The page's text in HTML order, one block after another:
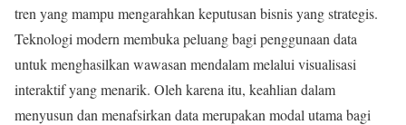
tren yang mampu mengarahkan keputusan bisnis yang strategis.
Teknologi modern membuka peluang bagi penggunaan data
untuk menghasilkan wawasan mendalam melalui visualisasi
interaktif yang menarik. Oleh karena itu, keahlian dalam
menyusun dan menafsirkan data merupakan modal utama bagi